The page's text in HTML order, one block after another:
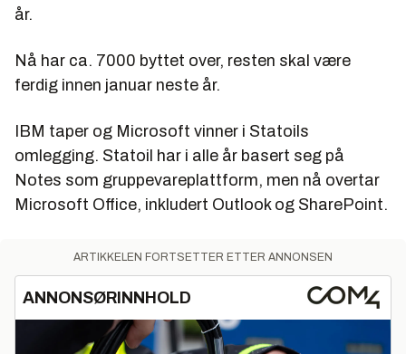
år.
Nå har ca. 7000 byttet over, resten skal være
ferdig innen januar neste år.
IBM taper og Microsoft vinner i Statoils
omlegging. Statoil har i alle år basert seg på
Notes som gruppevareplattform, men nå overtar
Microsoft Office, inkludert Outlook og SharePoint.
ARTIKKELEN FORTSETTER ETTER ANNONSEN
ANNONSØRINNHOLD